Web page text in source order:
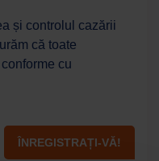
și controlul cazării
că toate
cu
ÎNREGISTRAȚI-VĂ!